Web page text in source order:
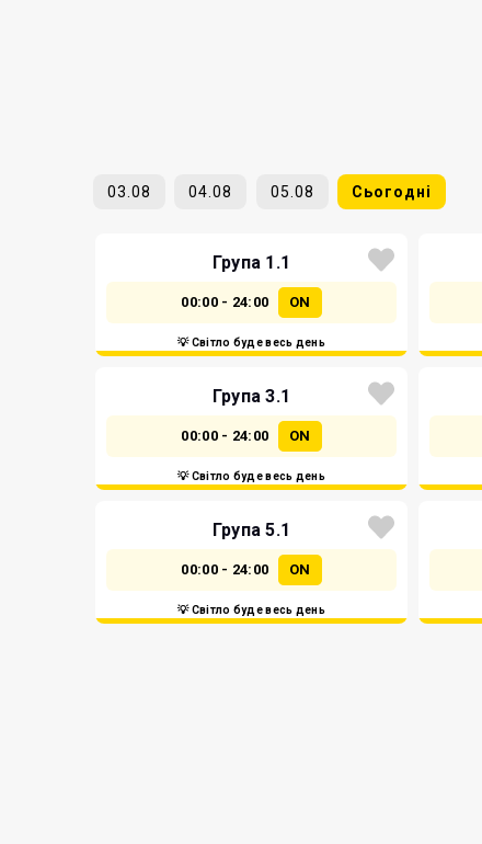
03.08 04.08 05.08 Сьогодні
Група 1.1
00:00 - 24:00 ON
💡 Світло буде весь день
Група 3.1
00:00 - 24:00 ON
💡 Світло буде весь день
Група 5.1
00:00 - 24:00 ON
💡 Світло буде весь день